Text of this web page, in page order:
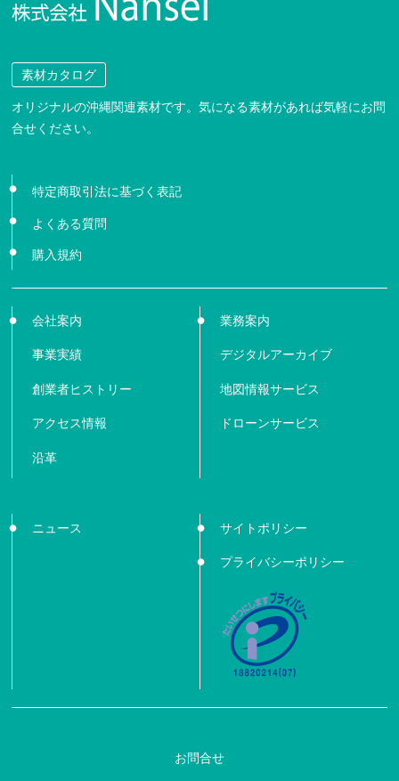
素材カタログ
オリジナルの沖縄関連素材です。気になる素材があれば気軽にお問
合せください。
特定商取引法に基づく表記
よくある質問
購入規約
会社案内
事業実績
創業者ヒストリー
アクセス情報
沿革
業務案内
デジタルアーカイブ
地図情報サービス
ドローンサービス
ニュース サイトポリシー
プライバシーポリシー
お問合せ